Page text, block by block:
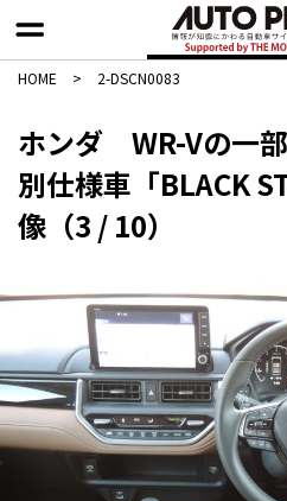
HOME > 2-DSCN0083
ホンダ WR-Vの一
別仕様車「BLACK
像（3 / 10）